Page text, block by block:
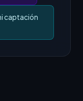
captación